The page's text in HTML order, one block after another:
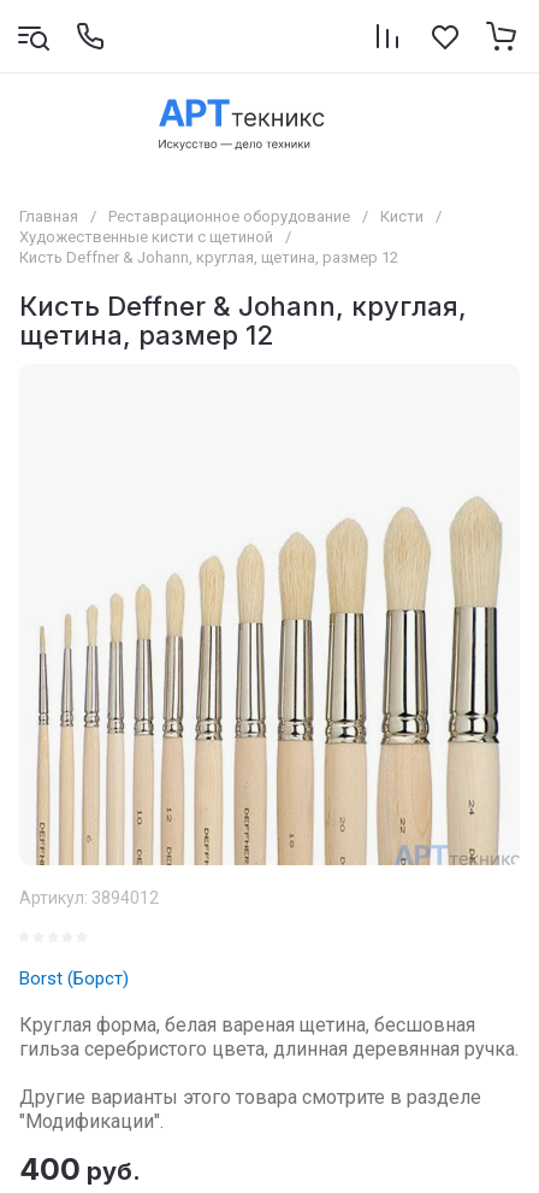
Главная / Реставрационное оборудование / Кисти
/
Художественные кисти с щетиной
/
Кисть Deffner & Johann, круглая, щетина, размер 12
Кисть Deffner & Johann, круглая,
щетина, размер 12
Артикул: 3894012
Borst (Борст)
Круглая форма, белая вареная щетина, бесшовная
гильза серебристого цвета, длинная деревянная ручка.
Другие варианты этого товара смотрите в разделе
"Модификации".
400 руб.